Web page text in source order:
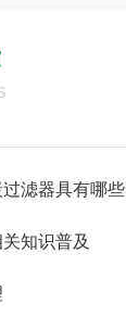
器具有哪些优势？
知识普及